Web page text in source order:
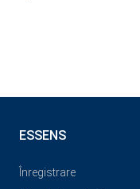
ESSENS
Înregistrare